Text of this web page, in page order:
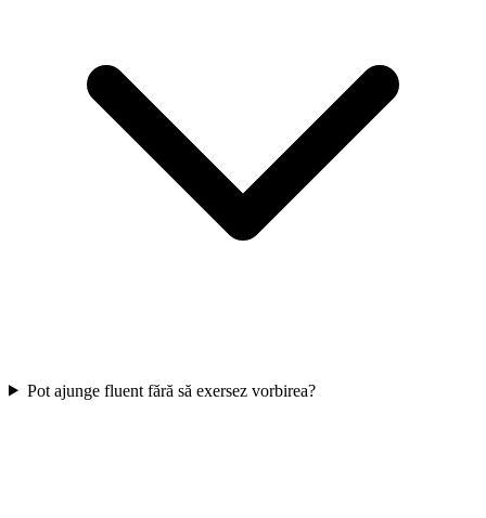
Pot ajunge fluent fără să exersez vorbirea?